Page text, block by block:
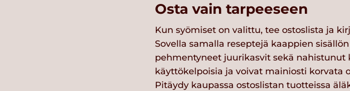
Osta vain tarpeeseen
Kun syömiset on valittu, tee ostoslista ja
Sovella samalla reseptejä kaappien
pehmentyneet juurikasvit sekä nahistunut
käyttökelpoisia ja voivat mainiosti korvata
Pitäydy kaupassa ostoslistan tuotteissa